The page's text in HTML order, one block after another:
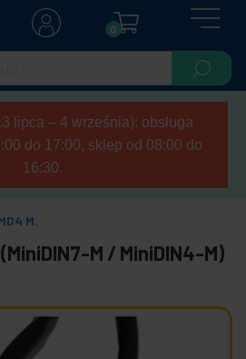
0
lipca – 4 września): obsługa
do 17:00, sklep od 08:00 do
16:30.
M.
M / MiniDIN4-M)